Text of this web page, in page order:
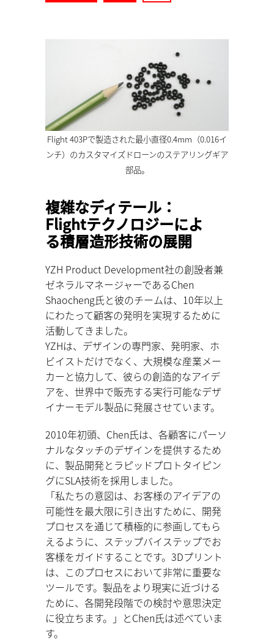
Flight 403Pで製造された最小直径0.4mm（0.016イ
ンチ）のカスタマイズドローンのステアリングギア
部品。
複雑なディテール：
Flightテクノロジーによ
る積層造形技術の展開
YZH Product Development社の創設者兼
ゼネラルマネージャーであるChen
Shaocheng⽒と彼のチームは、10年以上
にわたって顧客の発明を実現するために
活動してきました。
YZHは、デザインの専⾨家、発明家、ホ
ビイストだけでなく、⼤規模な産業メー
カーと協⼒して、彼らの創造的なアイデ
アを、世界中で販売する実⾏可能なデザ
イナーモデル製品に発展させています。
2010年初頭、Chen⽒は、各顧客にパーソ
ナルなタッチのデザインを提供するため
に、製品開発とラピッドプロトタイピン
グにSLA技術を採⽤しました。
「私たちの意図は、お客様のアイデアの
可能性を最⼤限に引き出すために、開発
プロセスを通じて積極的に参画してもら
えるように、ステップバイステップでお
客様をガイドすることです。3Dプリント
は、このプロセスにおいて⾮常に重要な
ツールです。製品をより現実に近づける
ために、各開発段階での検討や意思決定
に役⽴ちます。」とChen⽒は述べていま
す。